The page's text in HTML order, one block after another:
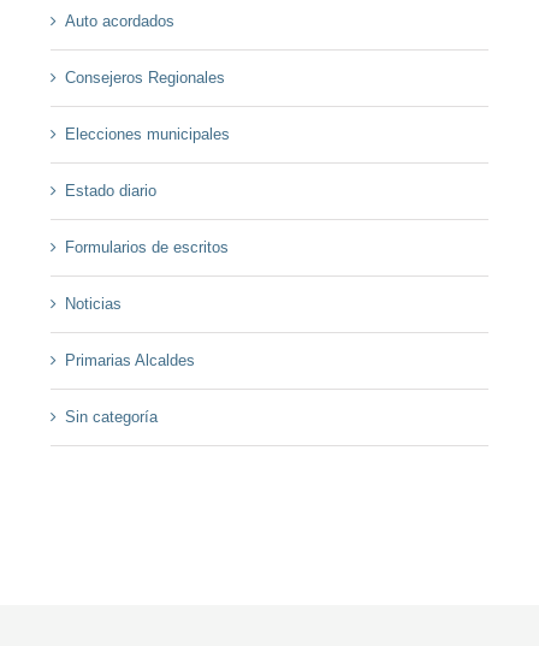
Auto acordados
Consejeros Regionales
Elecciones municipales
Estado diario
Formularios de escritos
Noticias
Primarias Alcaldes
Sin categoría